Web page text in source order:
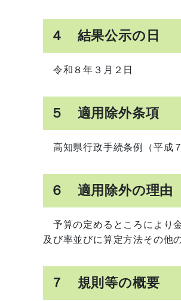
４ 結果公示の日
令和８年３月２日
５ 適用除外条項
高知県行政手続条例（平成
６ 適用除外の理由
予算の定めるところにより
及び率並びに算定方法その他
７ 規則等の概要